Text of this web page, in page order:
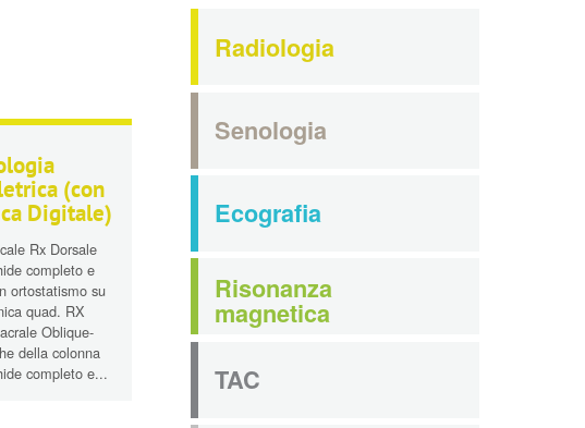
(con
Digitale)
Rx Dorsale
completo e
ortostatismo su
quad. RX
Oblique-
della colonna
completo e...
Radiologia
Senologia
Ecografia
Risonanza
magnetica
TAC